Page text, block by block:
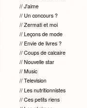
J'aime
Un concours ?
Zermati et moi
Leçons de mode
Envie de livres ?
Coups de calcaire
Nouvelle star
Music
Television
Les nutritionnistes
Ces petits riens